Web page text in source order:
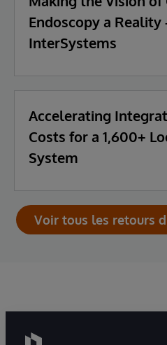
Endoscopy a
InterSystems
Accelerating
Costs for a 1,600+
System
Voir tous les retours